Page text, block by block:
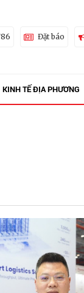
Đặt báo
KINH TẾ ĐỊA PHƯƠNG